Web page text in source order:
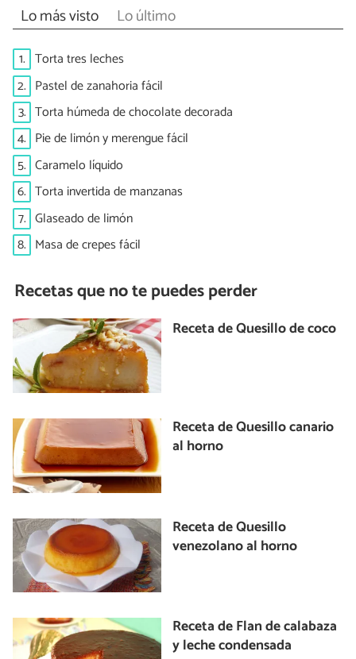
Lo más visto Lo último
1. Torta tres leches
2. Pastel de zanahoria fácil
3. Torta húmeda de chocolate decorada
4. Pie de limón y merengue fácil
5. Caramelo líquido
6. Torta invertida de manzanas
7. Glaseado de limón
8. Masa de crepes fácil
Recetas que no te puedes perder
Receta de Quesillo de coco
Receta de Quesillo canario
al horno
Receta de Quesillo
venezolano al horno
Receta de Flan de calabaza
y leche condensada